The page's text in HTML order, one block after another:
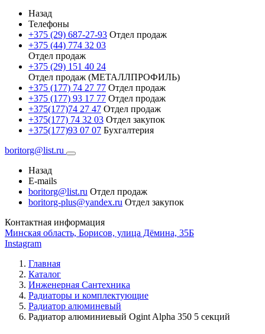
Назад
Телефоны
+375 (29) 687-27-93 Отдел продаж
+375 (44) 774 32 03
Отдел продаж
+375 (29) 151 40 24
Отдел продаж (МЕТАЛЛПРОФИЛЬ)
+375 (177) 74 27 77 Отдел продаж
+375 (177) 93 17 77 Отдел продаж
+375(177)74 27 47 Отдел продаж
+375(177) 74 32 03 Отдел закупок
+375(177)93 07 07 Бухгалтерия
boritorg@list.ru
Назад
E-mails
boritorg@list.ru Отдел продаж
boritorg-plus@yandex.ru Отдел закупок
Контактная информация
Минская область, Борисов, улица Дёмина, 35Б
Instagram
Главная
Каталог
Инженерная Сантехника
Радиаторы и комплектующие
Радиатор алюминевый
Радиатор алюминиевый Ogint Alpha 350 5 секций